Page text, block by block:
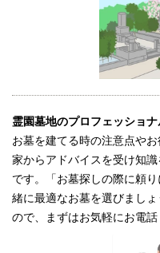
霊園墓地のプロフェッショ
お墓を建てる時の注意点や
家からアドバイスを受け知
です。「お墓探しの際に頼
緒に最適なお墓を選びまし
ので、まずはお気軽にお電話